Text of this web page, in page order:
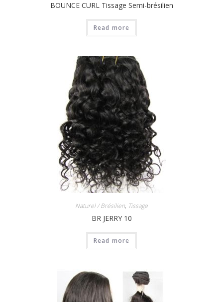
BOUNCE CURL Tissage Semi-brésilien
Read more
Naturel / Brésilien, Tissage
BR JERRY 10
Read more